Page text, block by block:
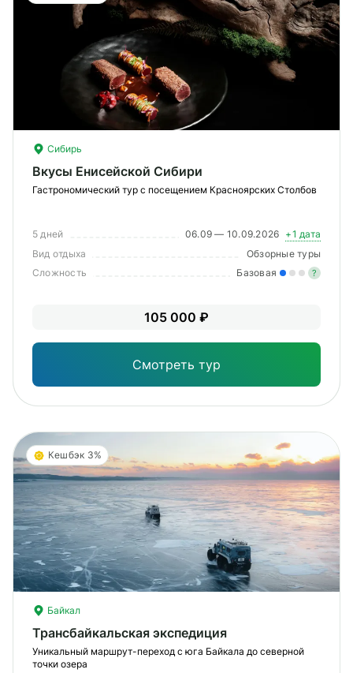
Сибирь
Вкусы Енисейской Сибири
Гастрономический тур с посещением Красноярских Столбов
5 дней 06.09 — 10.09.2026 +1 дата
Вид отдыха
Обзорные туры
Сложность
Базовая ?
105 000 ₽
Смотреть тур
Кешбэк 3%
Байкал
Трансбайкальская экспедиция
Уникальный маршрут-переход с юга Байкала до северной
точки озера